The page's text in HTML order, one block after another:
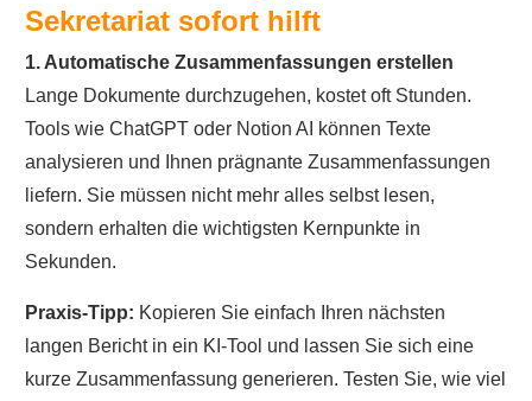
Sekretariat sofort hilft
1. Automatische Zusammenfassungen erstellen
Lange Dokumente durchzugehen, kostet oft Stunden.
Tools wie ChatGPT oder Notion AI können Texte
analysieren und Ihnen prägnante Zusammenfassungen
liefern. Sie müssen nicht mehr alles selbst lesen,
sondern erhalten die wichtigsten Kernpunkte in
Sekunden.
Praxis-Tipp: Kopieren Sie einfach Ihren nächsten
langen Bericht in ein KI-Tool und lassen Sie sich eine
kurze Zusammenfassung generieren. Testen Sie, wie viel